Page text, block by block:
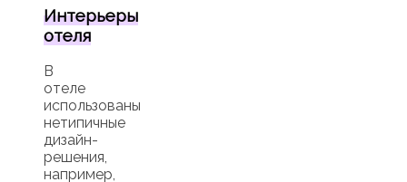
Интерьеры
отеля
В
отеле
использованы
нетипичные
дизайн-
решения,
например,